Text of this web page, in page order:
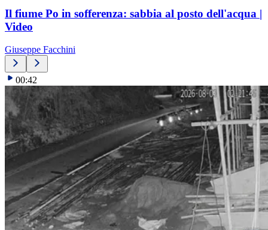
Il fiume Po in sofferenza: sabbia al posto dell'acqua |
Video
Giuseppe Facchini
00:42